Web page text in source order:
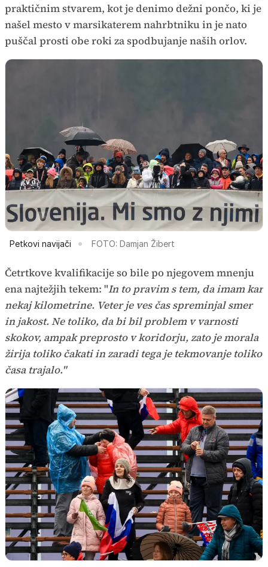
praktičnim stvarem, kot je denimo dežni pončo, ki je
našel mesto v marsikaterem nahrbtniku in je nato
puščal prosti obe roki za spodbujanje naših orlov.
Petkovi navijači FOTO: Damjan Žibert
Četrtkove kvalifikacije so bile po njegovem mnenju
ena najtežjih tekem: "In to pravim s tem, da imam kar
nekaj kilometrine. Veter je ves čas spreminjal smer
in jakost. Ne toliko, da bi bil problem v varnosti
skokov, ampak preprosto v koridorju, zato je morala
žirija toliko čakati in zaradi tega je tekmovanje toliko
časa trajalo."